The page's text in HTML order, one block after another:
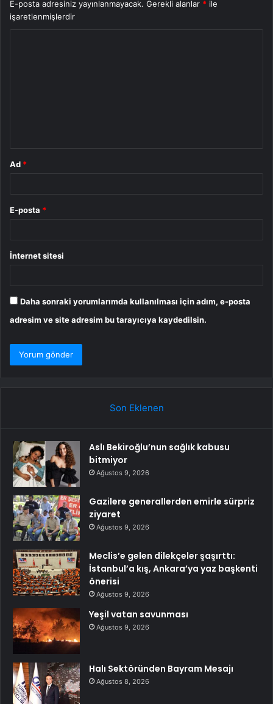
E-posta adresiniz yayınlanmayacak. Gerekli alanlar * ile
işaretlenmişlerdir
Ad *
E-posta *
İnternet sitesi
Daha sonraki yorumlarımda kullanılması için adım, e-posta
adresim ve site adresim bu tarayıcıya kaydedilsin.
Son Eklenen
Aslı Bekiroğlu’nun sağlık kabusu
bitmiyor
Ağustos 9, 2026
Gazilere generallerden emirle sürpriz
ziyaret
Ağustos 9, 2026
Meclis’e gelen dilekçeler şaşırttı:
İstanbul’a kış, Ankara’ya yaz başkenti
önerisi
Ağustos 9, 2026
Yeşil vatan savunması
Ağustos 9, 2026
Halı Sektöründen Bayram Mesajı
Ağustos 8, 2026